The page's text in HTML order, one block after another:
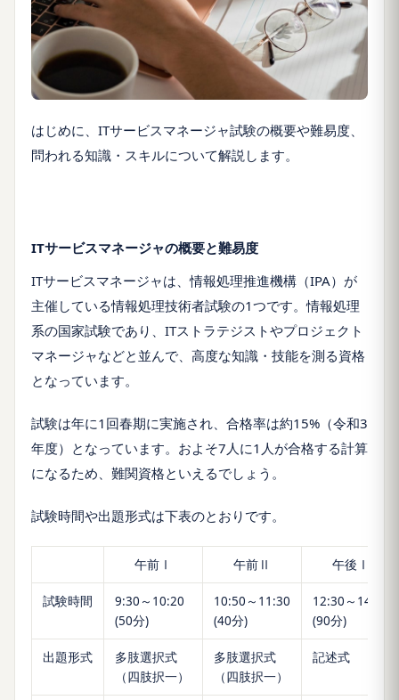
はじめに、ITサービスマネージャ試験の概要や難易度、
問われる知識・スキルについて解説します。
ITサービスマネージャの概要と難易度
ITサービスマネージャは、情報処理推進機構（IPA）が
主催している情報処理技術者試験の1つです。情報処理
系の国家試験であり、ITストラテジストやプロジェクト
マネージャなどと並んで、高度な知識・技能を測る資格
となっています。
試験は年に1回春期に実施され、合格率は約15%（令和3
年度）となっています。およそ7人に1人が合格する計算
になるため、難関資格といえるでしょう。
試験時間や出題形式は下表のとおりです。
午前Ⅰ 午前Ⅱ 午後Ⅰ
試験時間
9:30～10:20
(50分)
10:50～11:30
(40分)
12:30～14:00
(90分)
出題形式
多肢選択式
（四肢択一）
多肢選択式
（四肢択一）
記述式